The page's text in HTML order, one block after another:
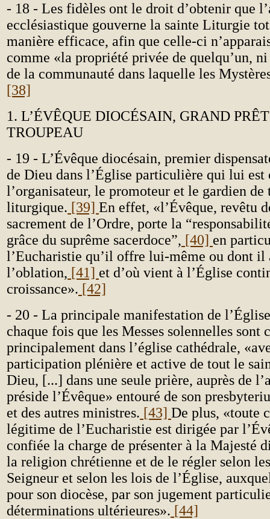
- 18 - Les fidèles ont le droit d’obtenir que
ecclésiastique gouverne la sainte Liturgie
manière efficace, afin que celle-ci
comme «la propriété privée de quelqu’un,
de la communauté dans laquelle les
[38]
1. L’ÉVÊQUE DIOCÉSAIN, GRAND
TROUPEAU
- 19 - L’Évêque diocésain, premier
de Dieu dans l’Église particulière qui lui est
l’organisateur, le promoteur et le gardien
liturgique. [39] En effet, «l’Évêque, revêtu
sacrement de l’Ordre, porte la
grâce du suprême sacerdoce”, [40] en
l’Eucharistie qu’il offre lui-même ou dont il
l’oblation, [41] et d’où vient à l’Église
croissance». [42]
- 20 - La principale manifestation de
chaque fois que les Messes solennelles sont
principalement dans l’église cathédrale,
participation plénière et active de tout le
Dieu, [...] dans une seule prière, auprès de
préside l’Évêque» entouré de son
et des autres ministres. [43] De plus, «toute
légitime de l’Eucharistie est dirigée par
confiée la charge de présenter à la Majesté
la religion chrétienne et de le régler selon
Seigneur et selon les lois de l’Église,
pour son diocèse, par son jugement
déterminations ultérieures». [44]